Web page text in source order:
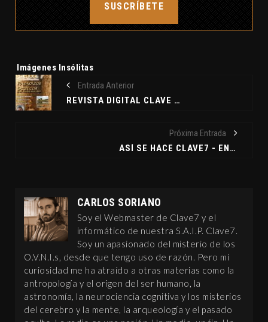
SUSCRÍBETE
Etiquetas:
Imágenes Insólitas
Entrada Anterior
REVISTA DIGITAL CLAVE 7 Nº3 OCTUBRE 2010
Próxima Entrada
ASÍ SE HACE CLAVE7 - EN LOS LÍMITES DE LA REALIDAD
CARLOS SORIANO
Soy el Webmaster de Clave7 y el
informático de nuestra S.A.I.P. Clave7.
Soy un apasionado del misterio de los
O.V.N.I.s, desde que tengo uso de razón. Pero mi
curiosidad me ha atraído a otras materias como la
antropología y el origen del ser humano, la
astronomía, la neurociencia cognitiva y los misterios
del cerebro y la mente, la arqueología y el pasado